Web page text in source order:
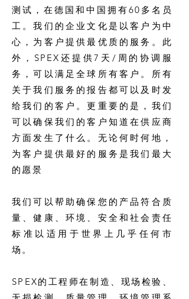
测试，在德国和中国拥有60多名员
工。我们的企业文化是以客户为中
心，为客户提供最优质的服务。此
外，SPEX还提供7天/周的协调服
务，可以满足全球所有客户。所有
关于我们服务的报告都可以及时发
给我们的客户。更重要的是，我们
可以确保我们的客户知道在供应商
方面发生了什么。无论何时何地，
为客户提供最好的服务是我们最大
的愿景
我们可以帮助确保您的产品符合质
量、健康、环境、安全和社会责任
标准以适用于世界上几乎任何市
场。
SPEX的工程师在制造、现场检验、